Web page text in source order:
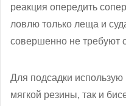
реакция опередить
ловлю только леща и
совершенно не требуют
Для подсадки использую
мягкой резины, так и